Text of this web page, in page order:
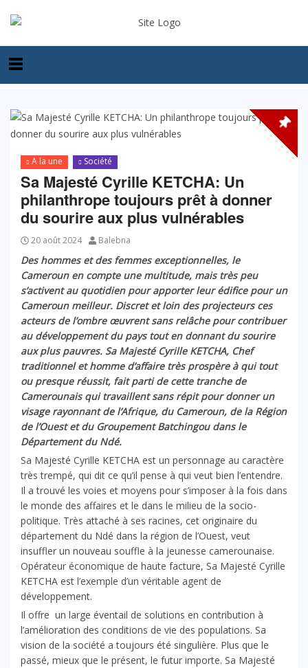
A la une Société
Sa Majesté Cyrille KETCHA: Un
philanthrope toujours prêt à donner
du sourire aux plus vulnérables
20 août 2024 Balebna
Des hommes et des femmes exceptionnelles, le
Cameroun en compte une multitude, mais très peu
s’activent au quotidien pour apporter leur édifice pour un
Cameroun meilleur. Discret et loin des projecteurs ces
acteurs de l’ombre œuvrent sans relâche pour contribuer
au développement du pays tout en donnant du sourire
aux plus pauvres. Sa Majesté Cyrille KETCHA, Chef
traditionnel et homme d’affaire très prospère à qui tout
ou presque réussit, fait parti de cette tranche de
Camerounais qui travaillent sans répit pour donner un
visage rayonnant de l’Afrique, du Cameroun, de la Région
de l’Ouest et du Groupement Batchingou dans le
Département du Ndé.
Sa Majesté Cyrille KETCHA est un personnage au caractère
très trempé, qui dit ce qu’il pense à qui veut bien l’entendre.
Il a trouvé les voies et moyens pour s’imposer à la fois dans
le monde des affaires et le dans le milieu de la socio-
politique. Très attaché à ses racines, cet originaire du
département du Ndé dans la région de l’Ouest, veut
insuffler un nouveau souffle à la jeunesse camerounaise.
Opérateur économique de haute facture, Sa Majesté Cyrille
KETCHA est l’exemple d’un véritable agent de
développement.
Il offre un large éventail de solutions en contribution à
l’amélioration des conditions de vie des populations. Sa
vision de la société a toujours été singulière. Plus que le
passé, mieux que le présent, le futur importe. Sa Majesté